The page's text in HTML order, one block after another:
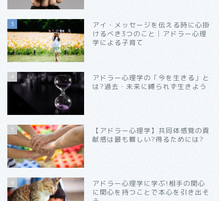
3
アイ・メッセージを伝える時に心掛
けるべき3つのこと│アドラー心理
学による子育て
4
アドラー心理学の「今を生きる」と
は?過去・未来に縛られず生きよう
5
【アドラー心理学】共同体感覚の貢
献感は最も難しい?得るためには?
6
アドラー心理学に学ぶ!相手の関心
に関心を持つことで本心を引き出そ